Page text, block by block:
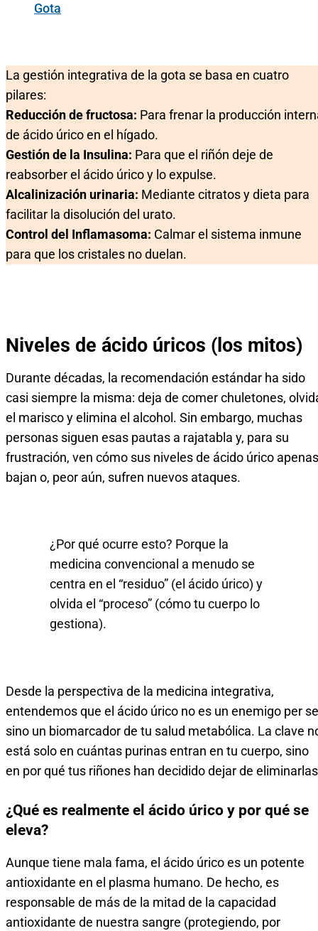
Gota
La gestión integrativa de la gota se basa en cuatro
pilares:
Reducción de fructosa: Para frenar la producción
de ácido úrico en el hígado.
Gestión de la Insulina: Para que el riñón deje de
reabsorber el ácido úrico y lo expulse.
Alcalinización urinaria: Mediante citratos y dieta para
facilitar la disolución del urato.
Control del Inflamasoma: Calmar el sistema inmune
para que los cristales no duelan.
Niveles de ácido úricos (los mitos)
Durante décadas, la recomendación estándar ha sido
casi siempre la misma: deja de comer chuletones,
el marisco y elimina el alcohol. Sin embargo, muchas
personas siguen esas pautas a rajatabla y, para su
frustración, ven cómo sus niveles de ácido úrico apenas
bajan o, peor aún, sufren nuevos ataques.
¿Por qué ocurre esto? Porque la
medicina convencional a menudo se
centra en el “residuo” (el ácido úrico) y
olvida el “proceso” (cómo tu cuerpo lo
gestiona).
Desde la perspectiva de la medicina integrativa,
entendemos que el ácido úrico no es un enemigo per
sino un biomarcador de tu salud metabólica. La clave
está solo en cuántas purinas entran en tu cuerpo, sino
en por qué tus riñones han decidido dejar de
¿Qué es realmente el ácido úrico y por qué se
eleva?
Aunque tiene mala fama, el ácido úrico es un potente
antioxidante en el plasma humano. De hecho, es
responsable de más de la mitad de la capacidad
antioxidante de nuestra sangre (protegiendo, por